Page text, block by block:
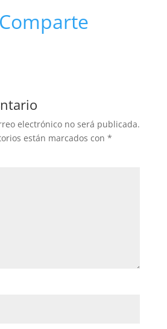
Comparte
electrónico no será publicada.
están marcados con *